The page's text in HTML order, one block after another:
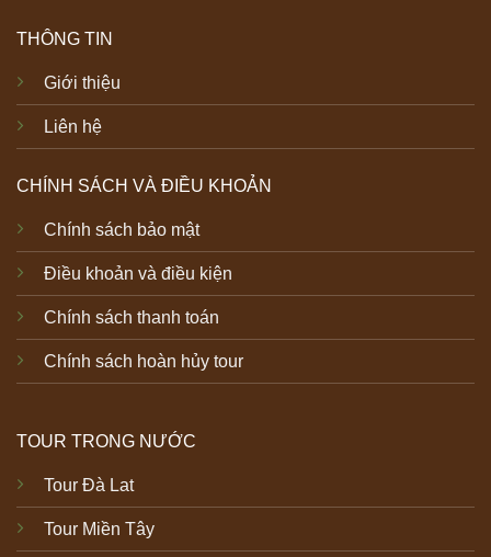
THÔNG TIN
Giới thiệu
Liên hệ
CHÍNH SÁCH VÀ ĐIỀU KHOẢN
Chính sách bảo mật
Điều khoản và điều kiện
Chính sách thanh toán
Chính sách hoàn hủy tour
TOUR TRONG NƯỚC
Tour Đà Lat
Tour Miền Tây